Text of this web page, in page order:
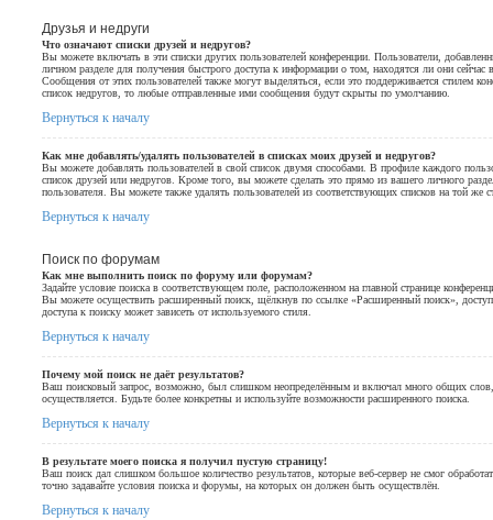
Друзья и недруги
Что означают списки друзей и недругов?
Вы можете включать в эти списки других пользователей конференции. Пользователи,
личном разделе для получения быстрого доступа к информации о том, находятся ли они
Сообщения от этих пользователей также могут выделяться, если это поддерживается стилем
список недругов, то любые отправленные ими сообщения будут скрыты по умолчанию.
Вернуться к началу
Как мне добавлять/удалять пользователей в списках моих друзей и недругов?
Вы можете добавлять пользователей в свой список двумя способами. В профиле каждого
список друзей или недругов. Кроме того, вы можете сделать это прямо из вашего личного
пользователя. Вы можете также удалять пользователей из соответствующих списков на той же
Вернуться к началу
Поиск по форумам
Как мне выполнить поиск по форуму или форумам?
Задайте условие поиска в соответствующем поле, расположенном на главной странице
Вы можете осуществить расширенный поиск, щёлкнув по ссылке «Расширенный поиск»,
доступа к поиску может зависеть от используемого стиля.
Вернуться к началу
Почему мой поиск не даёт результатов?
Ваш поисковый запрос, возможно, был слишком неопределённым и включал много общих
осуществляется. Будьте более конкретны и используйте возможности расширенного поиска.
Вернуться к началу
В результате моего поиска я получил пустую страницу!
Ваш поиск дал слишком большое количество результатов, которые веб-сервер не смог
точно задавайте условия поиска и форумы, на которых он должен быть осуществлён.
Вернуться к началу